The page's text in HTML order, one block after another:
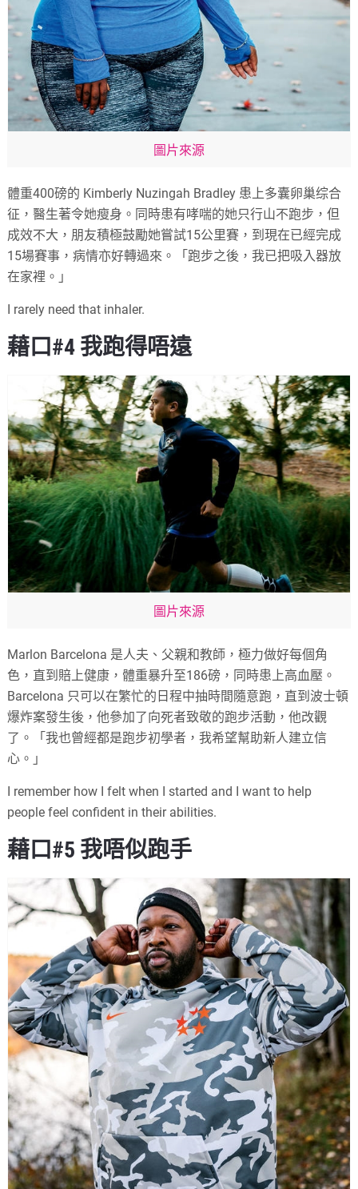
圖片來源
體重400磅的 Kimberly Nuzingah Bradley 患上多囊卵巢综合
征，醫生著令她瘦身。同時患有哮喘的她只行山不跑步，但
成效不大，朋友積極鼓勵她嘗試15公里賽，到現在已經完成
15場賽事，病情亦好轉過來。「跑步之後，我已把吸入器放
在家裡。」
I rarely need that inhaler.
藉口#4 我跑得唔遠
圖片來源
Marlon Barcelona 是人夫、父親和教師，極力做好每個角
色，直到賠上健康，體重暴升至186磅，同時患上高血壓。
Barcelona 只可以在繁忙的日程中抽時間隨意跑，直到波士頓
爆炸案發生後，他參加了向死者致敬的跑步活動，他改觀
了。「我也曾經都是跑步初學者，我希望幫助新人建立信
心。」
I remember how I felt when I started and I want to help
people feel confident in their abilities.
藉口#5 我唔似跑手